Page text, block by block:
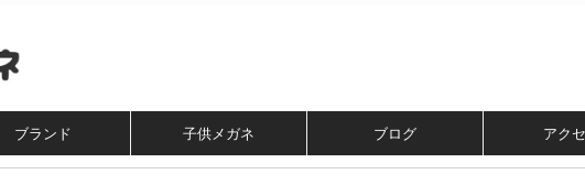
ブランド 子供メガネ ブログ アク